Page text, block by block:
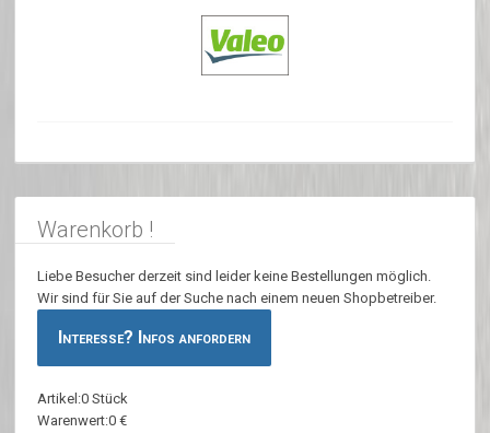
Warenkorb !
Liebe Besucher derzeit sind leider keine Bestellungen möglich.
Wir sind für Sie auf der Suche nach einem neuen Shopbetreiber.
Interesse? Infos anfordern
Artikel:0 Stück
Warenwert:0 €